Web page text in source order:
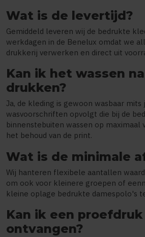
Wat is de levertijd?
Gemiddeld leveren wij de bedrukte
werkdagen in de Benelux omdat we
drukkerij verwerken en direct uit
Kan ik het wassen
drukken?
Ja, de kleding is gewoon wasbaar mits
wasvoorschriften opvolgt die bij de
binnenstebuiten wassen op maximaal
het behoud van de print.
Wat is de minimale
Wij hanteren flexibele aantallen
om ook voor kleinere groepen of
kleine oplage bedrukte damespolo's
Kan ik een proefdruk
ontvangen?